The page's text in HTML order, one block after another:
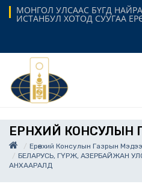
МОНГОЛ УЛСААС БҮГД
ИСТАНБУЛ ХОТОД СУУГАА
ЕРӨНХИЙ КОНСУЛЫН
Ерөнхий Консулын Газрын Мэдээ
БЕЛАРУСЬ, ГҮРЖ, АЗЕРБАЙЖАН
АНХААРАЛД